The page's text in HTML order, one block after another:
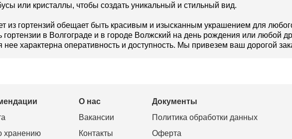
или кристаллы, чтобы создать уникальный и стильный вид.
из гортензий обещает быть красивым и изысканным украшением для
в Волгограде и в городе Волжский на день рождения или любой
характерна оперативность и доступность. Мы привезем ваш дорогой
хранению
О нас
Вакансии
Контакты
Документы
Политика обработки данных
Оферта